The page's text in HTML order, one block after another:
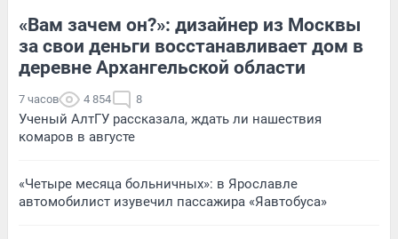
«Вам зачем он?»: дизайнер из Москвы
за свои деньги восстанавливает дом в
деревне Архангельской области
7 часов 4 854 8
Ученый АлтГУ рассказала, ждать ли нашествия
комаров в августе
«Четыре месяца больничных»: в Ярославле
автомобилист изувечил пассажира «Яавтобуса»